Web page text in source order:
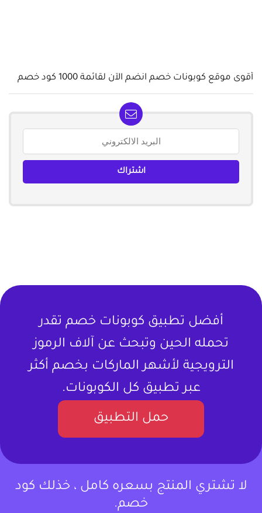
أقوى موقع كوبونات خصم انضم الآن لقائمة 1000 كود خصم
أفضل تطبيق كوبونات خصم تقدر
تحمله الحين وتبحث عن آلاف الرموز
الترويجية لأشهر الماركات بخصم أكثر
عبر تطبيق كل الكوبونات.
حمل التطبيق
لا تشتري المنتج بسعره كامل ، خذلك كود
خصم.